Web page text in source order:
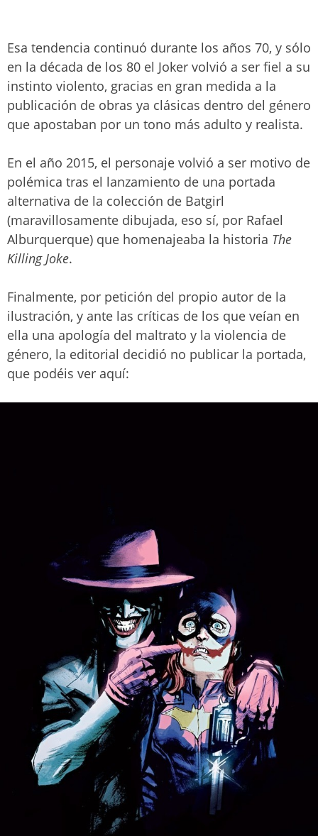
Esa tendencia continuó durante los años 70, y sólo
en la década de los 80 el Joker volvió a ser fiel a su
instinto violento, gracias en gran medida a la
publicación de obras ya clásicas dentro del género
que apostaban por un tono más adulto y realista.
En el año 2015, el personaje volvió a ser motivo de
polémica tras el lanzamiento de una portada
alternativa de la colección de Batgirl
(maravillosamente dibujada, eso sí, por Rafael
Alburquerque) que homenajeaba la historia The
Killing Joke.
Finalmente, por petición del propio autor de la
ilustración, y ante las críticas de los que veían en
ella una apología del maltrato y la violencia de
género, la editorial decidió no publicar la portada,
que podéis ver aquí: